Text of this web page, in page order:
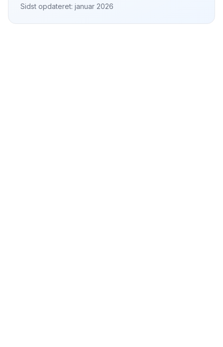
Sidst opdateret: januar 2026